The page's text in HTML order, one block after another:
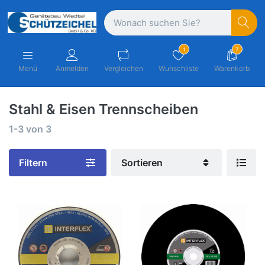
Menü Anmelden Vergleichen
1
Wunschliste
7
Warenkorb
Stahl & Eisen Trennscheiben
1-3 von 3
Filtern Sortieren